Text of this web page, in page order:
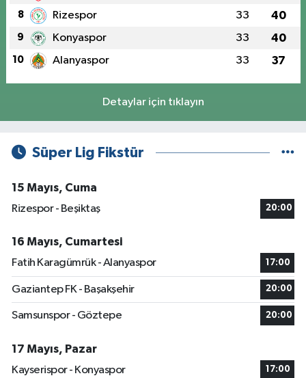
8 Rizespor 33 40
9 Konyaspor 33 40
10 Alanyaspor 33 37
Detaylar için tıklayın
Süper Lig Fikstür
15 Mayıs, Cuma
Rizespor - Beşiktaş
20:00
16 Mayıs, Cumartesi
Fatih Karagümrük - Alanyaspor
17:00
Gaziantep FK - Başakşehir 20:00
Samsunspor - Göztepe 20:00
17 Mayıs, Pazar
Kayserispor - Konyaspor
17:00